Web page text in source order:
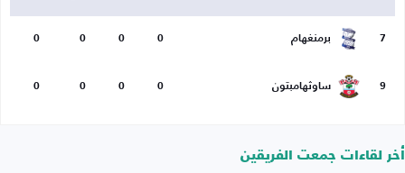
7 برمنغهام 0
0
0
0
9 ساوثهامبتون 0
0
0
0
أخر لقاءات جمعت الفريقين